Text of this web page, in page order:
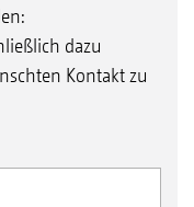
dazu
Kontakt zu